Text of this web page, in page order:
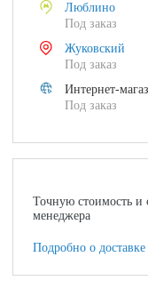
Люблино
Под заказ
Жуковский
Под заказ
Интернет-
Под заказ
Точную стоимость и
менеджера
Подробно о доставке